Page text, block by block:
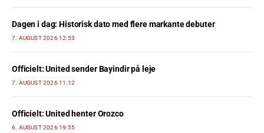
Dagen i dag: Historisk dato med flere markante debuter
7. AUGUST 2026 12:53
Officielt: United sender Bayindir på leje
7. AUGUST 2026 11:12
Officielt: United henter Orozco
6. AUGUST 2026 19:55